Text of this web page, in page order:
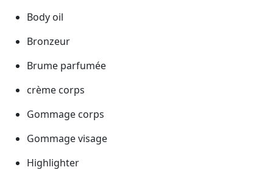
Body oil
Bronzeur
Brume parfumée
crème corps
Gommage corps
Gommage visage
Highlighter